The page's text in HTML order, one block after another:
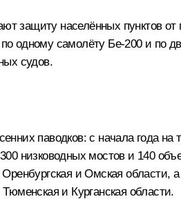
защиту населённых пунктов от
одному самолёту Бе-200 и по
судов.
паводков: с начала года
низководных мостов и 140
Оренбургская и Омская
и Курганская области.